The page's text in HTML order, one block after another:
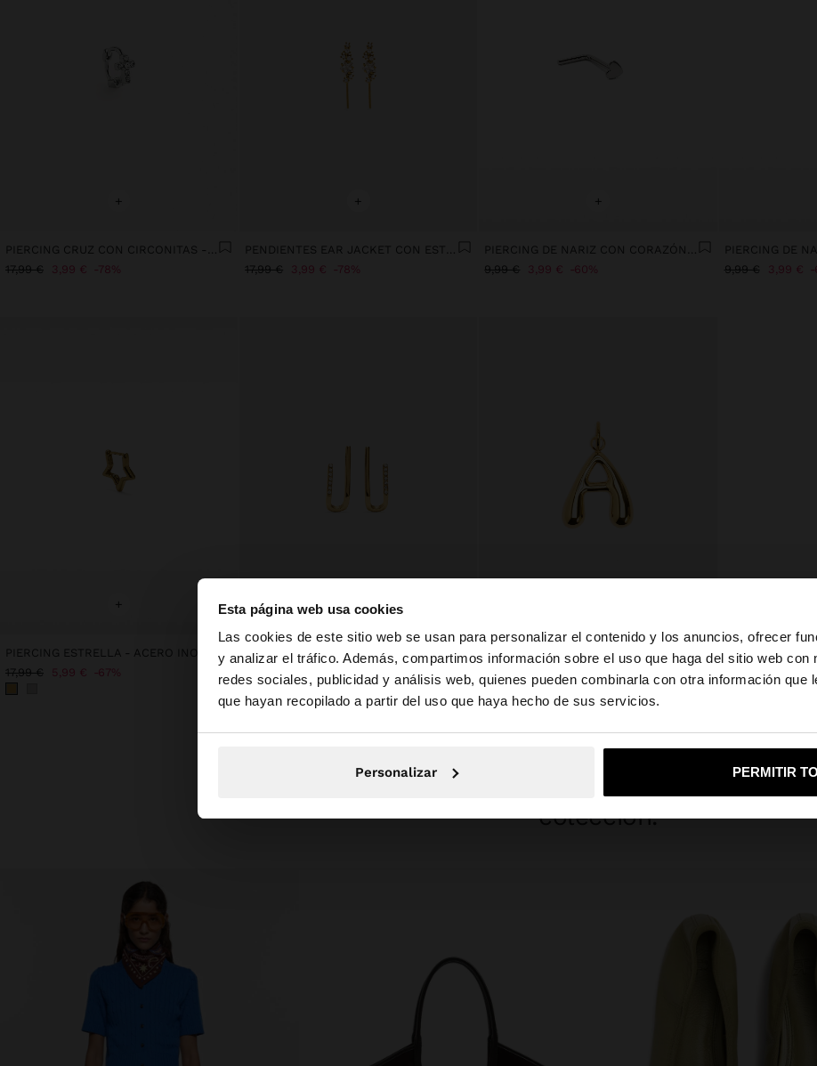
Esta página web usa cookies
Las cookies de este sitio web se usan para personalizar el contenido y los anuncios, ofrecer
y analizar el tráfico. Además, compartimos información sobre el uso que haga del sitio web con
redes sociales, publicidad y análisis web, quienes pueden combinarla con otra información que
que hayan recopilado a partir del uso que haya hecho de sus servicios.
Personalizar PERMITIR
hola
Estás accediendo a la web de España. ¿Quieres ir a la web de United States?
No, continuar en la web de España Sí,
+
17,99 € 3,99 € 78%
+
17,99 € 3,99 € 78%
+
9,99 € 3,99 € 60% 9,99 € 3,99 €
+
17,99 € 5,99 € 67%
+
PENDIENTES EARJACK CON CRISTALES - ACERO INOXIDABLE
17,99 € 3,99 € 78% CHARM CON LETRA - ACERO INOXIDABLE
12,99 € 3,99 € 69%
INSPÍRATE
Descubre nuevas ideas de styling y explora
colección.